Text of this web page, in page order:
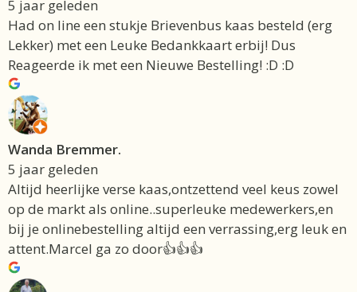
5 jaar geleden
Had on line een stukje Brievenbus kaas besteld (erg
Lekker) met een Leuke Bedankkaart erbij! Dus
Reageerde ik met een Nieuwe Bestelling! :D :D
Wanda Bremmer.
5 jaar geleden
Altijd heerlijke verse kaas,ontzettend veel keus zowel
op de markt als online..superleuke medewerkers,en
bij je onlinebestelling altijd een verrassing,erg leuk en
attent.Marcel ga zo door👍👍👍